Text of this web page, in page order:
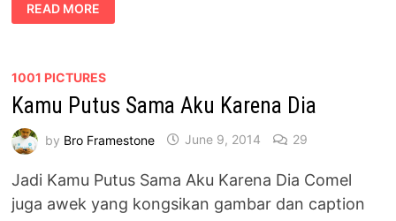
COMEL
CUAK
GARANG
READ MORE
1001 PICTURES
Kamu Putus Sama Aku Karena Dia
by Bro Framestone June 9, 2014 29
Jadi Kamu Putus Sama Aku Karena Dia Comel
juga awek yang kongsikan gambar dan caption